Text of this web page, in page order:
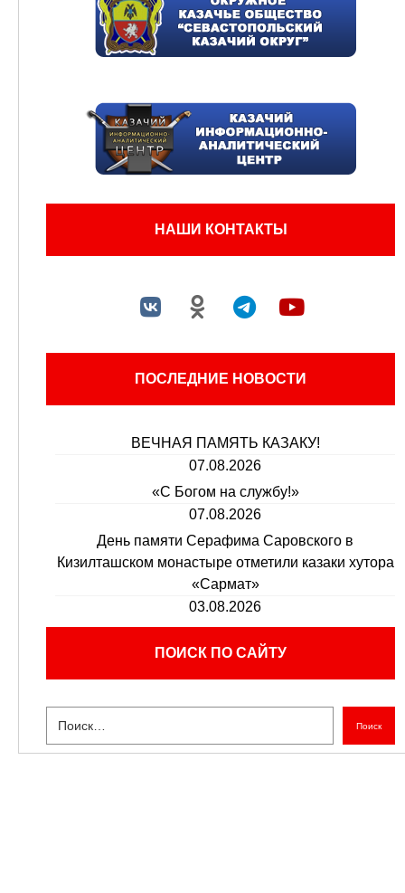
НАШИ КОНТАКТЫ
ПОСЛЕДНИЕ НОВОСТИ
ВЕЧНАЯ ПАМЯТЬ КАЗАКУ!
07.08.2026
«С Богом на службу!»
07.08.2026
День памяти Серафима Саровского в
Кизилташском монастыре отметили казаки хутора
«Сармат»
03.08.2026
ПОИСК ПО САЙТУ
Поиск